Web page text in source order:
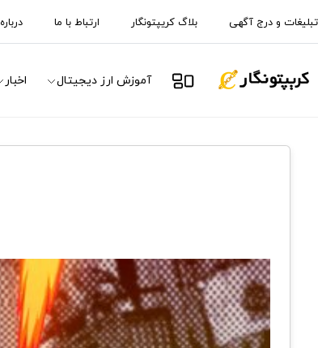
تبلیغات و درج آگهی بلاگ کریپتونگار ارتباط با ما
آموزش ارز دیجیتال اخبار